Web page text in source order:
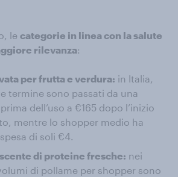
le categorie in linea con la salute
rilevanza:
per frutta e verdura: in Italia,
termine sono passati da una
dell’uso a €165 dopo l’inizio
mentre lo shopper medio ha
di soli €4.
di proteine fresche: nei
di pollame per shopper sono